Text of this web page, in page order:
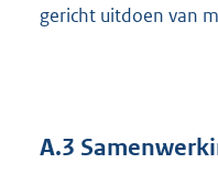
gericht uitdoen van
A.3